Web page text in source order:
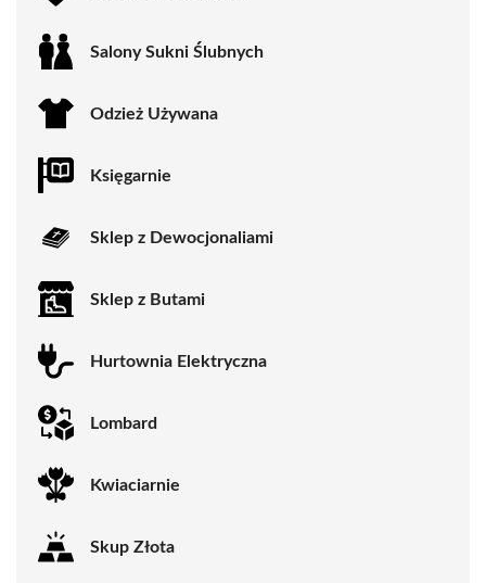
Salony Sukni Ślubnych
Odzież Używana
Księgarnie
Sklep z Dewocjonaliami
Sklep z Butami
Hurtownia Elektryczna
Lombard
Kwiaciarnie
Skup Złota